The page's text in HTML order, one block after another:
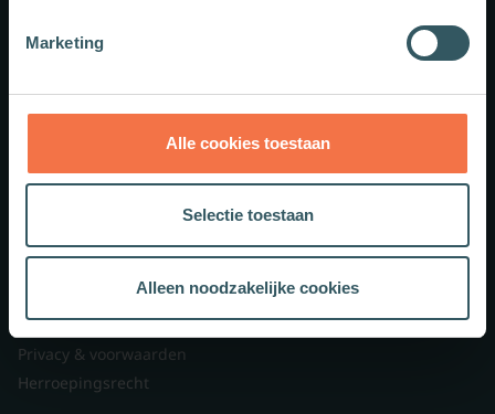
Marketing
Alle cookies toestaan
Selectie toestaan
Alleen noodzakelijke cookies
Schrijf je in voor onze nieuwsbrief.
Lid worden
Nieuwsbrieven
Branded content
Privacy & voorwaarden
Herroepingsrecht